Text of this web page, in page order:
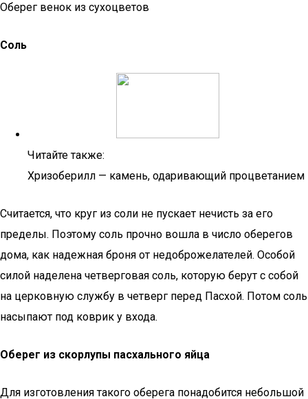
Оберег венок из сухоцветов
Соль
Читайте также:
Хризоберилл — камень, одаривающий процветанием
Считается, что круг из соли не пускает нечисть за его
пределы. Поэтому соль прочно вошла в число оберегов
дома, как надежная броня от недоброжелателей. Особой
силой наделена четверговая соль, которую берут с собой
на церковную службу в четверг перед Пасхой. Потом соль
насыпают под коврик у входа.
Оберег из скорлупы пасхального яйца
Для изготовления такого оберега понадобится небольшой